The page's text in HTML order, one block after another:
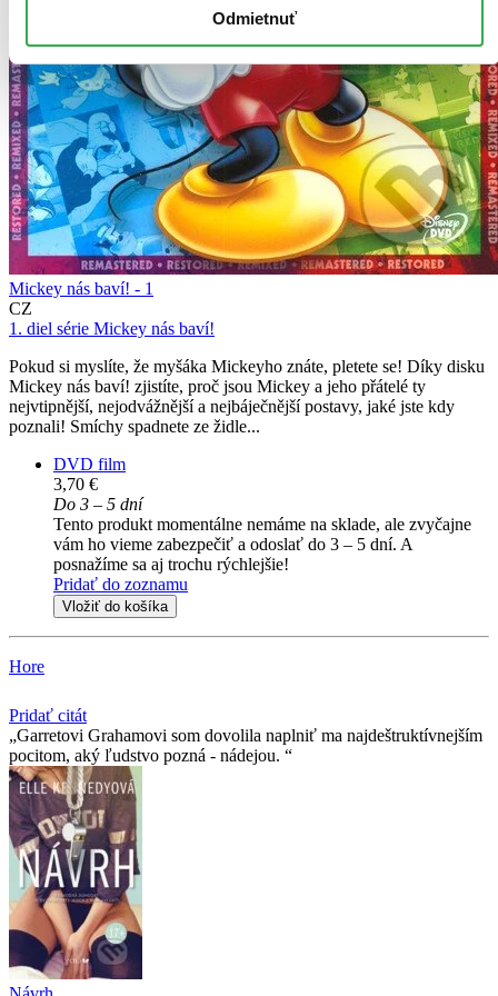
Odmietnuť
Mickey nás baví! - 1
CZ
1. diel série Mickey nás baví!
Pokud si myslíte, že myšáka Mickeyho znáte, pletete se! Díky disku
Mickey nás baví! zjistíte, proč jsou Mickey a jeho přátelé ty
nejvtipnější, nejodvážnější a nejbáječnější postavy, jaké jste kdy
poznali! Smíchy spadnete ze židle...
DVD film
3,70 €
Do 3 – 5 dní
Tento produkt momentálne nemáme na sklade, ale zvyčajne
vám ho vieme zabezpečiť a odoslať do 3 – 5 dní. A
posnažíme sa aj trochu rýchlejšie!
Pridať do zoznamu
Vložiť do košíka
Hore
Pridať citát
Garretovi Grahamovi som dovolila naplniť ma najdeštruktívnejším
pocitom, aký ľudstvo pozná - nádejou.